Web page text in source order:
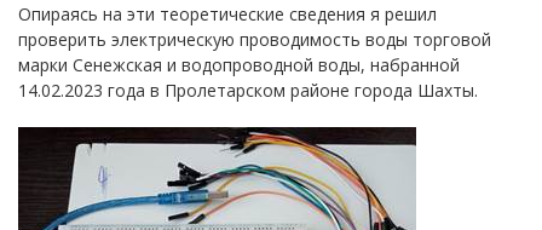
Опираясь на эти теоретические сведения я решил
проверить электрическую проводимость воды торговой
марки Сенежская и водопроводной воды, набранной
14.02.2023 года в Пролетарском районе города Шахты.